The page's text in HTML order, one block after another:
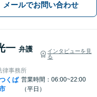
メールでお問い合わせ
一 弁護
インタビューを見
る
律事務所
くば 営業時間：06:00~22:00
（平日）